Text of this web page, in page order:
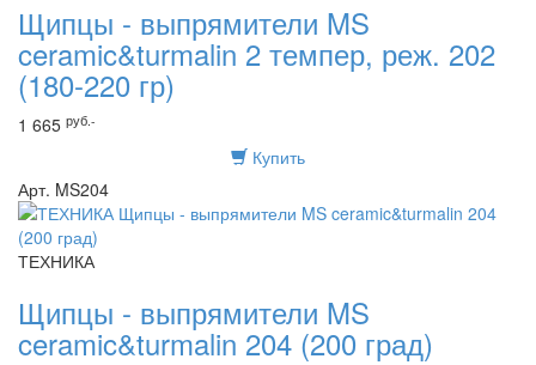
Щипцы - выпрямители MS
ceramic&turmalin 2 темпер, реж. 202
(180-220 гр)
1 665 руб.-
Купить
Арт. MS204
ТЕХНИКА
Щипцы - выпрямители MS
ceramic&turmalin 204 (200 град)